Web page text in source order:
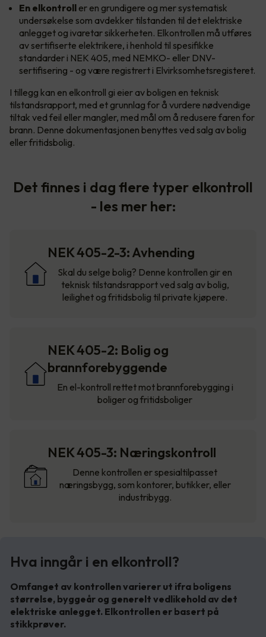
En elkontroll er en grundigere og mer systematisk
undersøkelse som avdekker tilstanden til det elektriske
anlegget og ivaretar sikkerheten. Elkontrollen må utføres
av sertifiserte elektrikere, i henhold til spesifikke
standarder i NEK 405, med NEMKO- eller DNV-
sertifisering - og være registrert i Elvirksomhetsregisteret.
I tillegg kan en elkontroll gi eier av boligen en teknisk
tilstandsrapport, med et grunnlag for å vurdere nødvendige
tiltak ved feil eller mangler, med mål om å redusere faren for
brann. Denne dokumentasjonen benyttes ved salg av bolig
eller fritidsbolig.
Det finnes i dag flere typer elkontroll
- les mer her:
NEK 405-2-3: Avhending
Skal du selge bolig? Denne kontrollen gir en
teknisk tilstandsrapport ved salg av bolig,
leilighet og fritidsbolig til private kjøpere.
NEK 405-2: Bolig og
brannforebyggende
En el-kontroll rettet mot brannforebygging i
boliger og fritidsboliger
NEK 405-3: Næringskontroll
Denne kontrollen er spesialtilpasset
næringsbygg, som kontorer, butikker, eller
industribygg.
Hva inngår i en elkontroll?
Omfanget av kontrollen varierer ut ifra boligens
størrelse, byggeår og generelt vedlikehold av det
elektriske anlegget. Elkontrollen er basert på
stikkprøver.